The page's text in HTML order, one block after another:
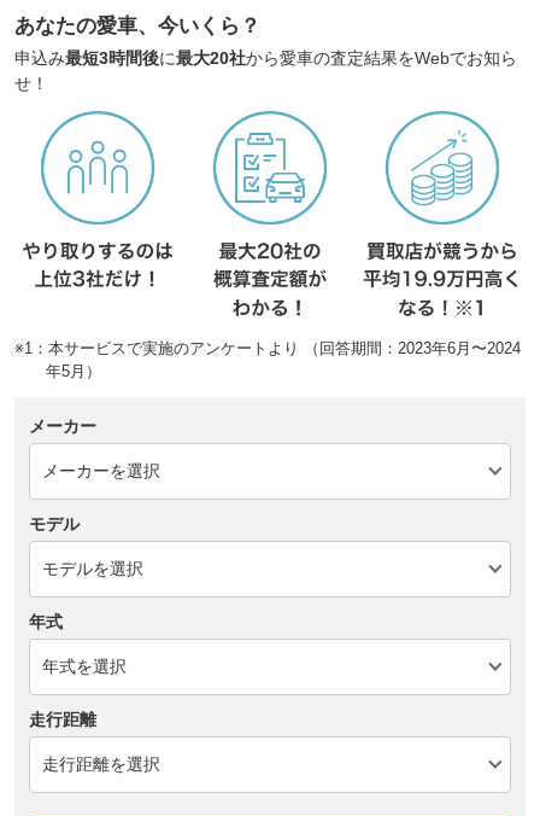
あなたの愛車、今いくら？
申込み最短3時間後に最大20社から愛車の査定結果をWebでお知ら
せ！
※1：本サービスで実施のアンケートより （回答期間：2023年6月〜2024
年5月）
メーカー
モデル
年式
走行距離